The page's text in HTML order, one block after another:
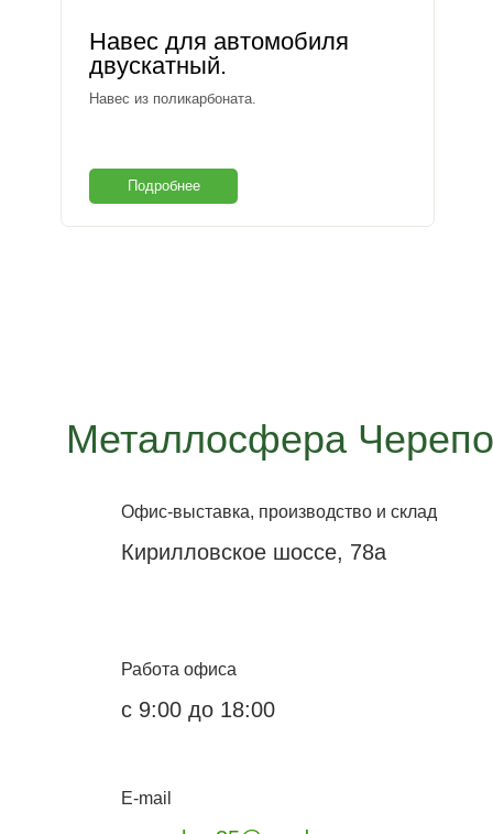
Навес для автомобиля
двускатный.
Навес из поликарбоната.
Подробнее
Металлосфера
Офис-выставка, производство и склад
Кирилловское шоссе, 78а
Работа офиса
с 9:00 до 18:00
E-mail